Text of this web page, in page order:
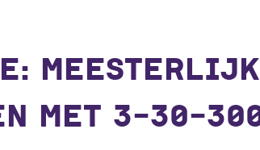
MEESTERLIJK
MET 3-30-